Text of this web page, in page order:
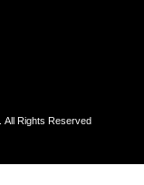
All Rights Reserved